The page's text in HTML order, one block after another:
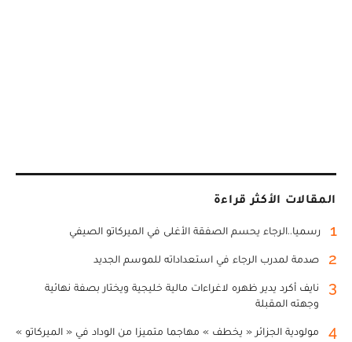
المقالات الأكثر قراءة
1 رسميا..الرجاء يحسم الصفقة الأغلى في الميركاتو الصيفي
2 صدمة لمدرب الرجاء في استعداداته للموسم الجديد
3
نايف أكرد يدير ظهره لاغراءات مالية خليجية ويختار بصفة نهائية
وجهته المقبلة
4 مولودية الجزائر « يخطف » مهاجما متميزا من الوداد في « الميركاتو »